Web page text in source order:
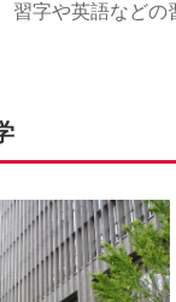
習字や英語など